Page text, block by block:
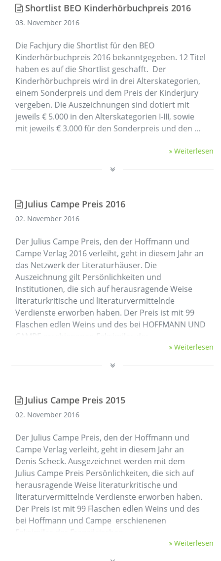
Shortlist BEO Kinderhörbuchpreis 2016
03. November 2016
Die Fachjury die Shortlist für den BEO
Kinderhörbuchpreis 2016 bekanntgegeben. 12 Titel
haben es auf die Shortlist geschafft. Der
Kinderhörbuchpreis wird in drei Alterskategorien,
einem Sonderpreis und dem Preis der Kinderjury
vergeben. Die Auszeichnungen sind dotiert mit
jeweils € 5.000 in den Alterskategorien I-III, sowie
mit jeweils € 3.000 für den Sonderpreis und den …
Weiterlesen
Julius Campe Preis 2016
02. November 2016
Der Julius Campe Preis, den der Hoffmann und
Campe Verlag 2016 verleiht, geht in diesem Jahr an
das Netzwerk der Literaturhäuser. Die
Auszeichnung gilt Persönlichkeiten und
Institutionen, die sich auf herausragende Weise
literaturkritische und literaturvermittelnde
Verdienste erworben haben. Der Preis ist mit 99
Flaschen edlen Weins und des bei HOFFMANN UND
CAMPE erschienenen Faksimiles der …
Weiterlesen
Julius Campe Preis 2015
02. November 2016
Der Julius Campe Preis, den der Hoffmann und
Campe Verlag verleiht, geht in diesem Jahr an
Denis Scheck. Ausgezeichnet werden mit dem
Julius Campe Preis Persönlichkeiten, die sich auf
herausragende Weise literaturkritische und
literaturvermittelnde Verdienste erworben haben.
Der Preis ist mit 99 Flaschen edlen Weins und des
bei Hoffmann und Campe erschienenen
Faksimiles der Französischen …
Weiterlesen